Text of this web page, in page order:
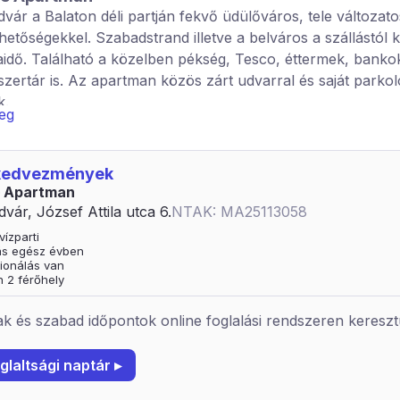
a Balaton déli partján fekvő üdülőváros, tele
Szabadstrand illetve a belváros a szállástól
Található a közelben pékség, Tesco, éttermek,
is. Az apartman közös zárt udvarral és saját
ami gyönyörű kilátást nyújt az egész Balatonra és a
hídra. A szállás két-fős, hálótérrel rendelkező
wc, hűtő-fűtő klíma, ingyenes Wi‑Fi, teljes konyhasarok
stb.).
lift is található. Közelben van: -Kvassay sétány -Kelta
kikötő (Galamb-sziget) -Kilátó Presszó, gyönyörű
a vonattal érkezőknek
napozóterasz, kerthelyiség, saját
típusa: apartman
2 fős apartman 1 hálótérrel
Apartman
József Attila utca 6.NTAK: MA25113058
egész évben
van
2 férőhely
és szabad időpontok online foglalási rendszeren
naptár ▸